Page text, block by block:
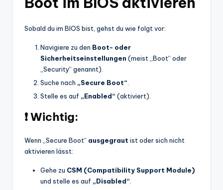
Sobald du im BIOS bist, gehst du wie folgt vor:
Navigiere zu den Boot- oder
Sicherheitseinstellungen (meist „Boot“ oder
„Security“ genannt).
Suche nach „Secure Boot“.
Stelle es auf „Enabled“ (aktiviert).
❗ Wichtig:
Wenn „Secure Boot“ ausgegraut ist oder sich nicht
aktivieren lässt:
Gehe zu CSM (Compatibility Support Module)
und stelle es auf „Disabled“.